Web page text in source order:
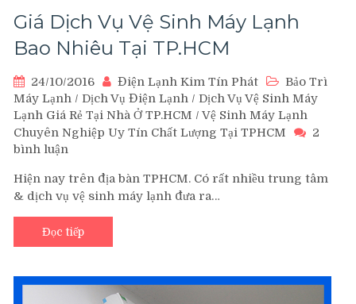
Giá Dịch Vụ Vệ Sinh Máy Lạnh
Bao Nhiêu Tại TP.HCM
24/10/2016 Điện Lạnh Kim Tín Phát
Bảo Trì
Máy Lạnh / Dịch Vụ Điện Lạnh / Dịch Vụ Vệ Sinh Máy
Lạnh Giá Rẻ Tại Nhà Ở TP.HCM / Vệ Sinh Máy Lạnh
Chuyên Nghiệp Uy Tín Chất Lượng Tại TPHCM
2
bình luận
Dịch
Vụ
Vệ
Sinh
Máy
Bao
Nhiêu
Hiện nay trên địa bàn TPHCM. Có rất nhiều trung tâm
& dịch vụ vệ sinh máy lạnh đưa ra…
Đọc tiếp